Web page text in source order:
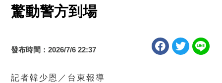
驚動警方到場
發布時間：2026/7/6 22:37
記者韓少恩／台東報導